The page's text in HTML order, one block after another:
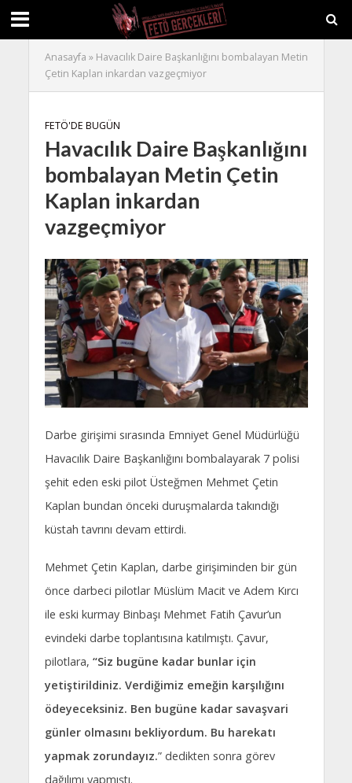
Anasayfa » Havacılık Daire Başkanlığını bombalayan Metin
Çetin Kaplan inkardan vazgeçmiyor
FETÖ'DE BUGÜN
Havacılık Daire Başkanlığını
bombalayan Metin Çetin
Kaplan inkardan
vazgeçmiyor
Darbe girişimi sırasında Emniyet Genel Müdürlüğü
Havacılık Daire Başkanlığını bombalayarak 7 polisi
şehit eden eski pilot Üsteğmen Mehmet Çetin
Kaplan bundan önceki duruşmalarda takındığı
küstah tavrını devam ettirdi.
Mehmet Çetin Kaplan, darbe girişiminden bir gün
önce darbeci pilotlar Müslüm Macit ve Adem Kırcı
ile eski kurmay Binbaşı Mehmet Fatih Çavur’un
evindeki darbe toplantısına katılmıştı. Çavur,
pilotlara, “Siz bugüne kadar bunlar için
yetiştirildiniz. Verdiğimiz emeğin karşılığını
ödeyeceksiniz. Ben bugüne kadar savaşvari
günler olmasını bekliyordum. Bu harekatı
yapmak zorundayız.” dedikten sonra görev
dağılımı yapmıştı.